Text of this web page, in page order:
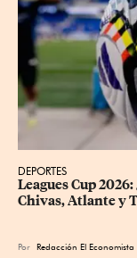
DEPORTES
Leagues Cup
Chivas, Atlante y
Por Redacción El Economista